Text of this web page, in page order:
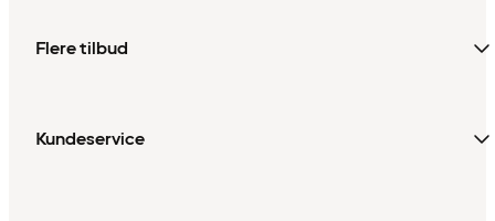
Flere tilbud
Kundeservice